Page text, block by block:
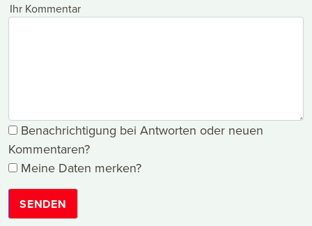
Ihr Kommentar
Benachrichtigung bei Antworten oder neuen
Kommentaren?
Meine Daten merken?
SENDEN